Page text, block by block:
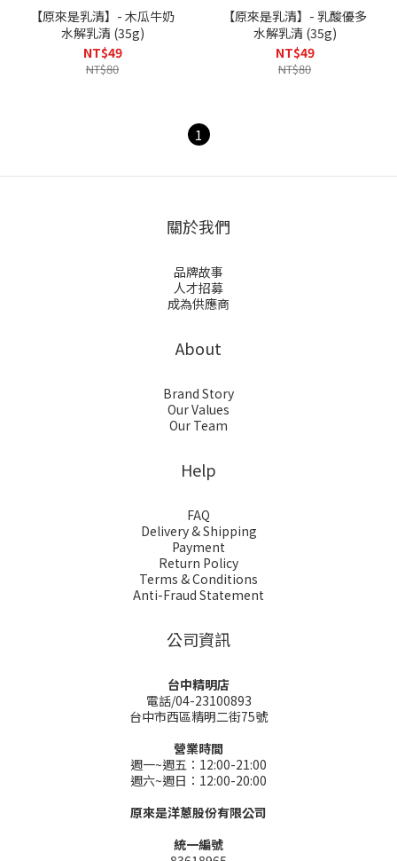
【原來是乳清】- 木瓜牛奶
水解乳清 (35g)
NT$49
NT$80
【原來是乳清】- 乳酸優多
水解乳清 (35g)
NT$49
NT$80
1
關於我們
品牌故事
人才招募
成為供應商
About
Brand Story
Our Values
Our Team
Help
FAQ
Delivery & Shipping
Payment
Return Policy
Terms & Conditions
Anti-Fraud Statement
公司資訊
台中精明店
電話/04-23100893
台中市西區精明二街75號
營業時間
週一~週五：12:00-21:00
週六~週日：12:00-20:00
原來是洋蔥股份有限公司
統一編號